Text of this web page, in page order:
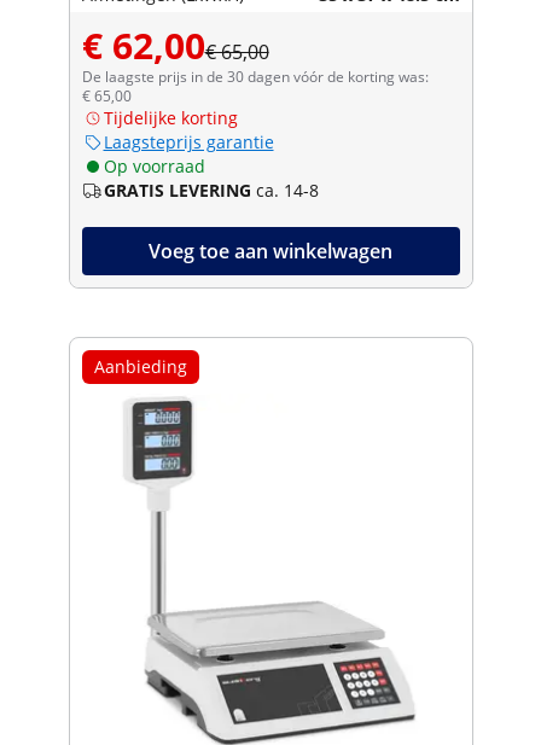
€ 62,00€ 65,00
De laagste prijs in de 30 dagen vóór de korting was:
€ 65,00
Tijdelijke korting
Laagsteprijs garantie
Op voorraad
GRATIS LEVERING ca. 14-8
Voeg toe aan winkelwagen
Aanbieding